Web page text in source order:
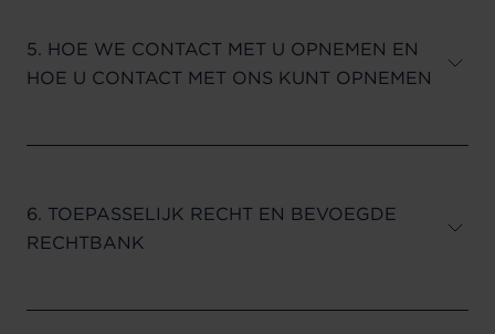
5. HOE WE CONTACT MET U OPNEMEN EN
HOE U CONTACT MET ONS KUNT OPNEMEN
6. TOEPASSELIJK RECHT EN BEVOEGDE
RECHTBANK